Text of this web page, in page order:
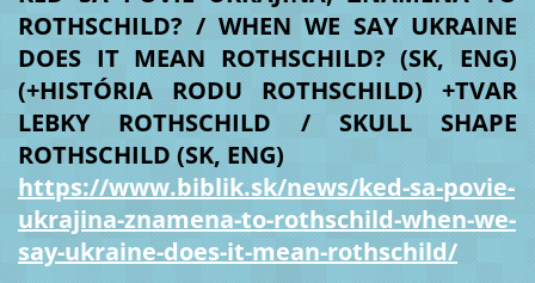
ROTHSCHILD? / WHEN WE SAY UKRAINE
DOES IT MEAN ROTHSCHILD? (SK, ENG)
(+HISTÓRIA RODU ROTHSCHILD) +TVAR
LEBKY ROTHSCHILD / SKULL SHAPE
ROTHSCHILD (SK, ENG)
https://www.biblik.sk/news/ked-sa-povie-
ukrajina-znamena-to-rothschild-when-we-
say-ukraine-does-it-mean-rothschild/